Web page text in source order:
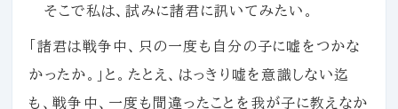
そこで私は、試みに諸君に訊いてみたい。
「諸君は戦争中、只の一度も自分の子に嘘をつかな
かったか。」と。たとえ、はっきり嘘を意識しない迄
も、戦争中、一度も間違ったことを我が子に教えなか